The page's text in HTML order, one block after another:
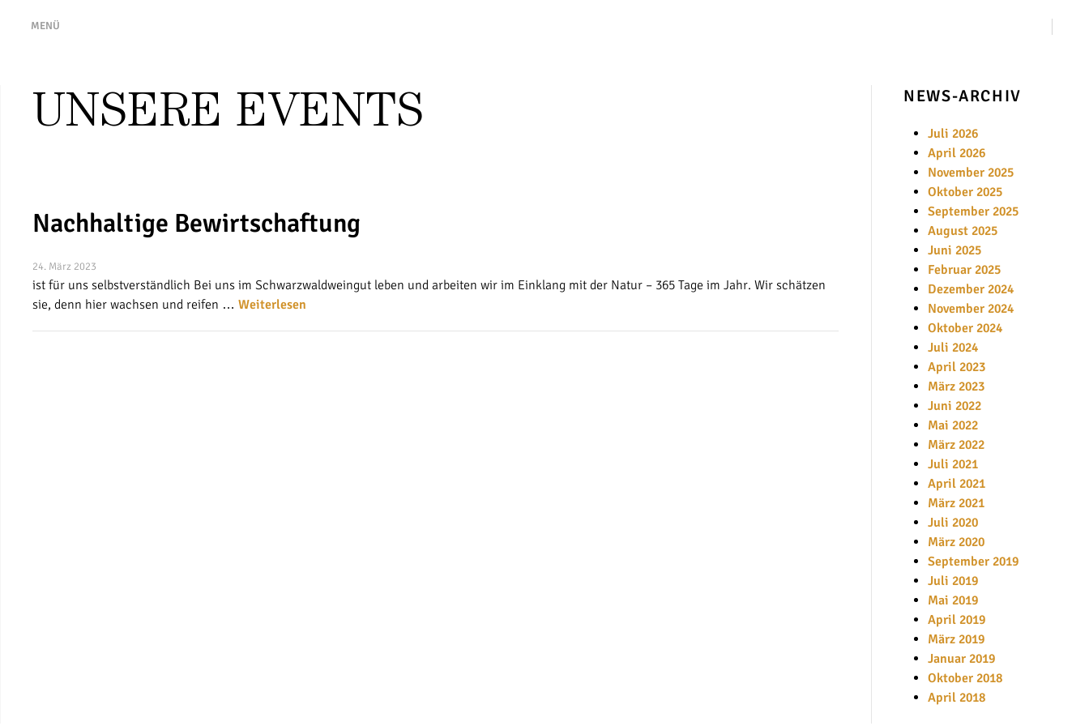
MENÜ
UNSERE EVENTS
Nachhaltige Bewirtschaftung
24. März 2023
ist für uns selbstverständlich Bei uns im Schwarzwaldweingut leben und arbeiten wir im Einklang mit der Natur – 365 Tage im Jahr. Wir schätzen
sie, denn hier wachsen und reifen … Weiterlesen
NEWS-ARCHIV
Juli 2026
April 2026
November 2025
Oktober 2025
September 2025
August 2025
Juni 2025
Februar 2025
Dezember 2024
November 2024
Oktober 2024
Juli 2024
April 2023
März 2023
Juni 2022
Mai 2022
März 2022
Juli 2021
April 2021
März 2021
Juli 2020
März 2020
September 2019
Juli 2019
Mai 2019
April 2019
März 2019
Januar 2019
Oktober 2018
April 2018